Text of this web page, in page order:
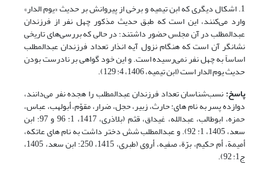
1. اشکال دیگری که ابن تیمیه و برخی از پیروانش بر حدیث «یوم الدار»
وارد می‌کنند، این است که طبق حدیث مذکور چهل نفر از فرزندان
عبدالمطلب در آن مجلس حضور داشتند؛ در حالی که بررسی‌های تاریخی
نشانگر آن است که هنگام نزول آیه انذار تعداد فرزندان عبدالمطلب
اساساً به چهل نفر نمی‌رسیده است. و این خود گواهی بر نادرست بودن
حدیث یوم الدار است (ابن تیمیه، 1406، 4: 129).
پاسخ:نسب‌شناسان تعداد فرزندان عبدالمطلب را هجده نفر می‌دانند،
دوازده پسر به نام ‌های: حارث، زبیر، حجل، ضرار، مقوّم، أبولهب، عباس،
حمزه، ابوطالب، عبدالله، غیداق، قثم (بلاذری، 1417، 1: 96 و 97؛ ابن
سعد، 1405، 1: 92). و عبدالمطلب شش دختر داشت به نام‌ های عاتکه،
أمیمة، أم حکیم، برّة، صفیه، أروی (طبری، 1415، 250؛ ابن سعد، 1405،
ج1: 92).